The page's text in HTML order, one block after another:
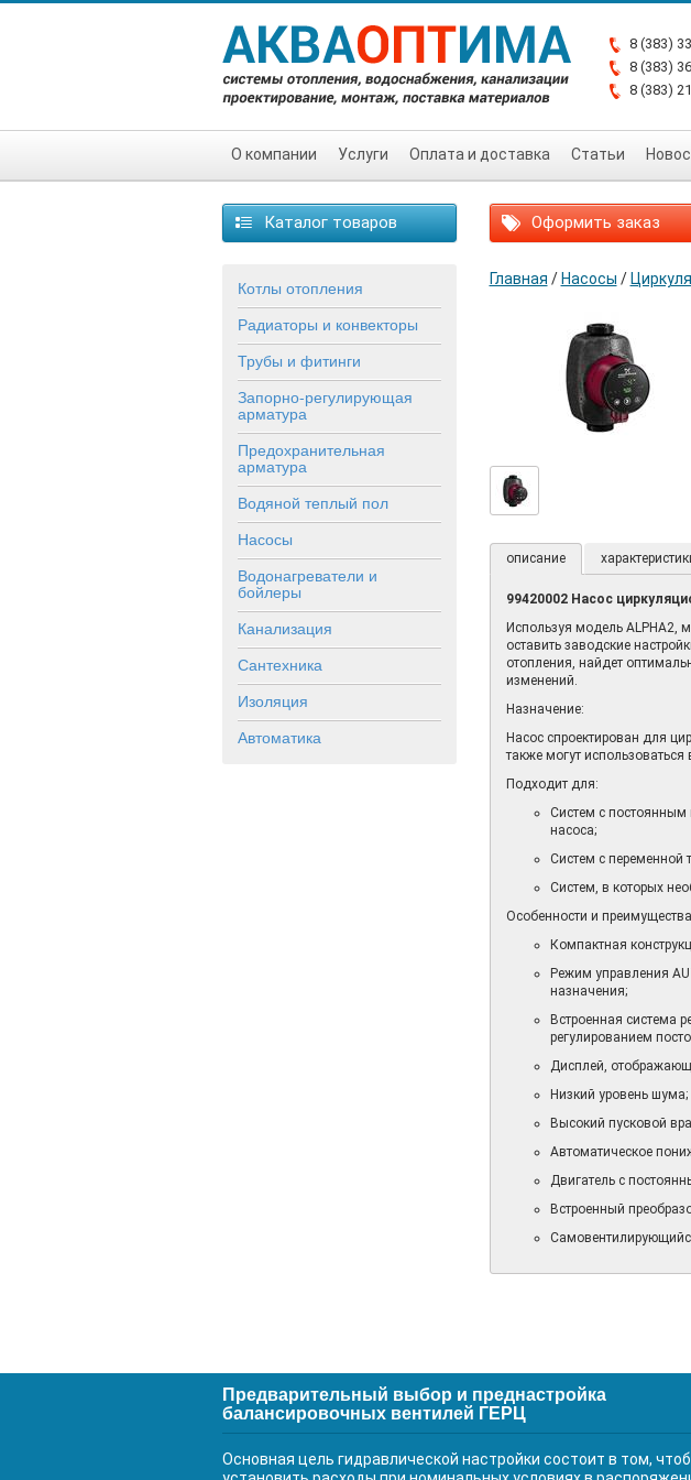
8 (383)
8 (383)
8 (383)
О компании Услуги Оплата и доставка Статьи
Каталог товаров Оформить заказ
Котлы отопления
Радиаторы и конвекторы
Трубы и фитинги
Запорно-регулирующая
арматура
Предохранительная
арматура
Водяной теплый пол
Насосы
Водонагреватели и
бойлеры
Канализация
Сантехника
Изоляция
Автоматика
Главная / Насосы /
описание
99420002 Насос
Используя модель ALPHA2,
оставить заводские
отопления, найдет
изменений.
Назначение:
Насос спроектирован для
также могут
Подходит для:
Систем с постоянным
насоса;
Систем с переменной
Систем, в которых
Особенности и
Компактная
Режим управления
назначения;
Встроенная система
регулированием
Дисплей,
Низкий уровень шума;
Высокий пусковой
Автоматическое
Двигатель с
Встроенный
Предварительный выбор и преднастройка
балансировочных вентилей ГЕРЦ
Основная цель гидравлической настройки состоит в том,